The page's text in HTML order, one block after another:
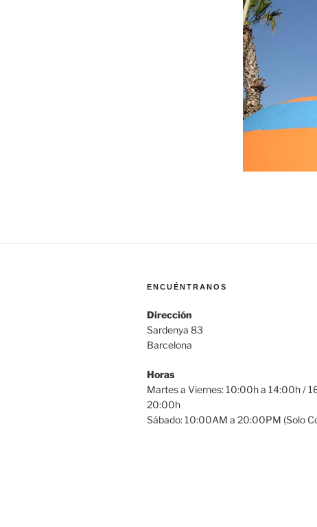
ENCUÉNTRANOS
Dirección
Sardenya 83
Barcelona
Horas
Martes a Viernes: 10:00h a 14:00h /
20:00h
Sábado: 10:00AM a 20:00PM (Solo